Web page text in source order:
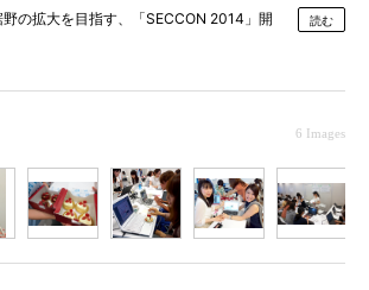
野の拡大を目指す、「SECCON 2014」開
読む
6 Images